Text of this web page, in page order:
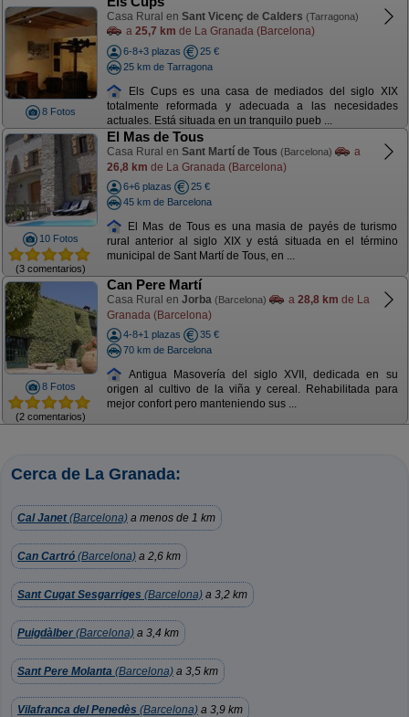
8 Fotos
Casa Rural en Sant Vicenç de Calders (Tarragona)
a 25,7 km de La Granada (Barcelona)
6-8+3 plazas
25 €
25 km de Tarragona
Els Cups es una casa de mediados del siglo XIX
totalmente reformada y adecuada a las necesidades
actuales. Está situada en un tranquilo pueb ...
10 Fotos
(3 comentarios)
El Mas de Tous
Casa Rural en Sant Martí de Tous (Barcelona)
a
26,8 km de La Granada (Barcelona)
6+6 plazas
25 €
45 km de Barcelona
El Mas de Tous es una masia de payés de turismo
rural anterior al siglo XIX y está situada en el término
municipal de Sant Martí de Tous, en ...
8 Fotos
(2 comentarios)
Can Pere Martí
Casa Rural en Jorba (Barcelona) a 28,8 km de La
Granada (Barcelona)
4-8+1 plazas
35 €
70 km de Barcelona
Antigua Masovería del siglo XVII, dedicada en su
origen al cultivo de la viña y cereal. Rehabilitada para
mejor confort pero manteniendo sus ...
Cerca de La Granada:
Cal Janet(Barcelona) a menos de 1 km
Can Cartró (Barcelona) a 2,6 km
Sant Cugat Sesgarriges (Barcelona) a 3,2 km
Puigdàlber (Barcelona) a 3,4 km
Sant Pere Molanta (Barcelona) a 3,5 km
Vilafranca del Penedès (Barcelona) a 3,9 km